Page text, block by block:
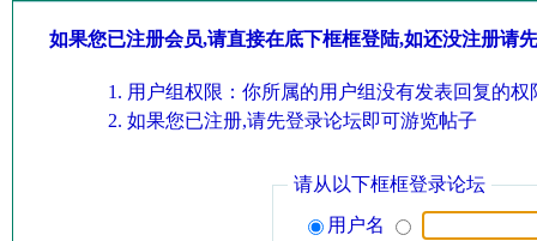
如果您已注册会员,请直接在底下框框登陆,如还没注册请
用户组权限：你所属的用户组没有发表回复的权
如果您已注册,请先登录论坛即可游览帖子
请从以下框框登录论坛
用户名